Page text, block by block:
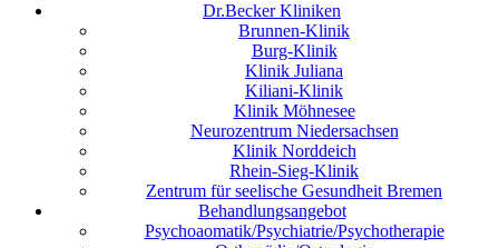
Dr.Becker Kliniken
Brunnen-Klinik
Burg-Klinik
Klinik Juliana
Kiliani-Klinik
Klinik Möhnesee
Neurozentrum Niedersachsen
Klinik Norddeich
Rhein-Sieg-Klinik
Zentrum für seelische Gesundheit Bremen
Behandlungsangebot
Psychoaomatik/Psychiatrie/Psychotherapie